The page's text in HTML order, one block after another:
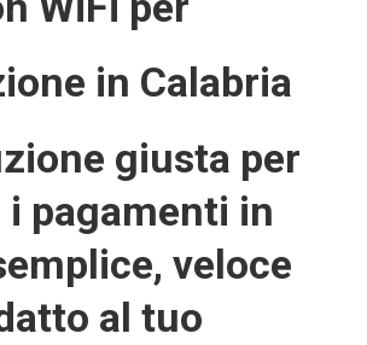
in Calabria
giusta per
pagamenti in
veloce
al tuo